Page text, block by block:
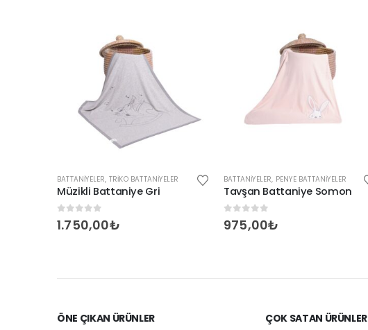
BATTANIYELER, TRIKO BATTANIYELER
Müzikli Battaniye Gri
0 out of 5
1.750,00₺
BATTANIYELER, PENYE BATTANIYELER
Tavşan Battaniye Somon
0 out of 5
975,00₺
ÖNE ÇIKAN ÜRÜNLER ÇOK SATAN ÜRÜNLER